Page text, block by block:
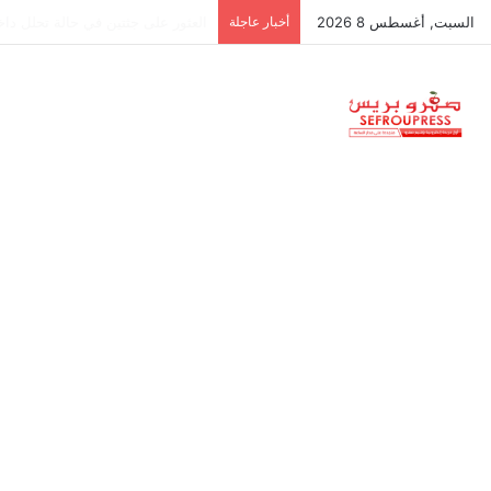
السبت, أغسطس 8 2026 أخبار عاجلة